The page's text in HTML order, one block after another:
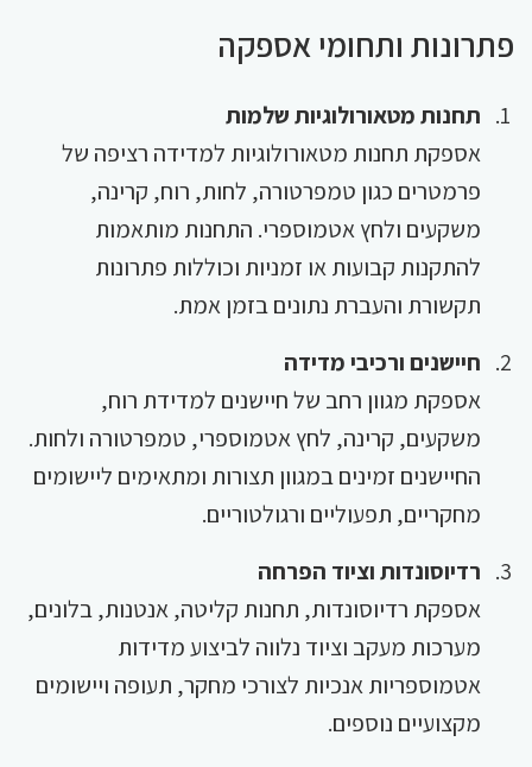
פתרונות ותחומי אספקה
תחנות מטאורולוגיות שלמות
אספקת תחנות מטאורולוגיות למדידה רציפה של
פרמטרים כגון טמפרטורה, לחות, רוח, קרינה,
משקעים ולחץ אטמוספרי. התחנות מותאמות
להתקנות קבועות או זמניות וכוללות פתרונות
תקשורת והעברת נתונים בזמן אמת.
חיישנים ורכיבי מדידה
אספקת מגוון רחב של חיישנים למדידת רוח,
משקעים, קרינה, לחץ אטמוספרי, טמפרטורה ולחות.
החיישנים זמינים במגוון תצורות ומתאימים ליישומים
מחקריים, תפעוליים ורגולטוריים.
רדיוסונדות וציוד הפרחה
אספקת רדיוסונדות, תחנות קליטה, אנטנות, בלונים,
מערכות מעקב וציוד נלווה לביצוע מדידות
אטמוספריות אנכיות לצורכי מחקר, תעופה ויישומים
מקצועיים נוספים.